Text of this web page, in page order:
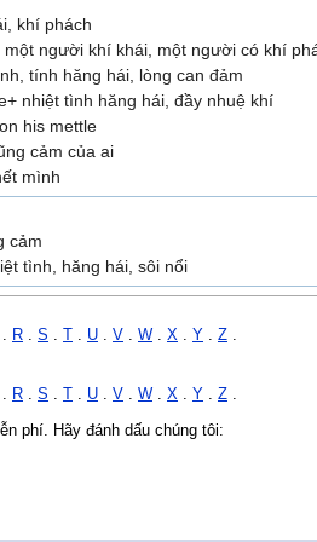
khí phách
một người khí khái, một người có khí
tính hăng hái, lòng can đảm
nhiệt tình hăng hái, đầy nhuệ khí
his mettle
cảm của ai
mình
cảm
tình, hăng hái, sôi nổi
. R . S . . U . V . W . X . Y . Z .
R S T U V W X Y Z
phí. Hãy đánh dấu chúng tôi: